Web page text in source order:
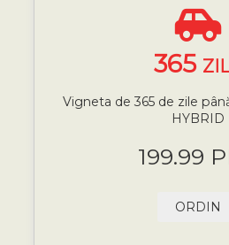
365
Vigneta de 365 de zile
HYBRID
199.99
ORDIN